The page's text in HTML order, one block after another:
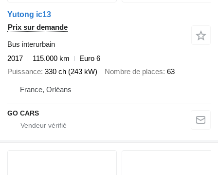
Yutong ic13
Prix sur demande
Bus interurbain
2017
115.000 km
Euro 6
Puissance 330 ch (243 kW) Nombre de places 63
France, Orléans
GO CARS